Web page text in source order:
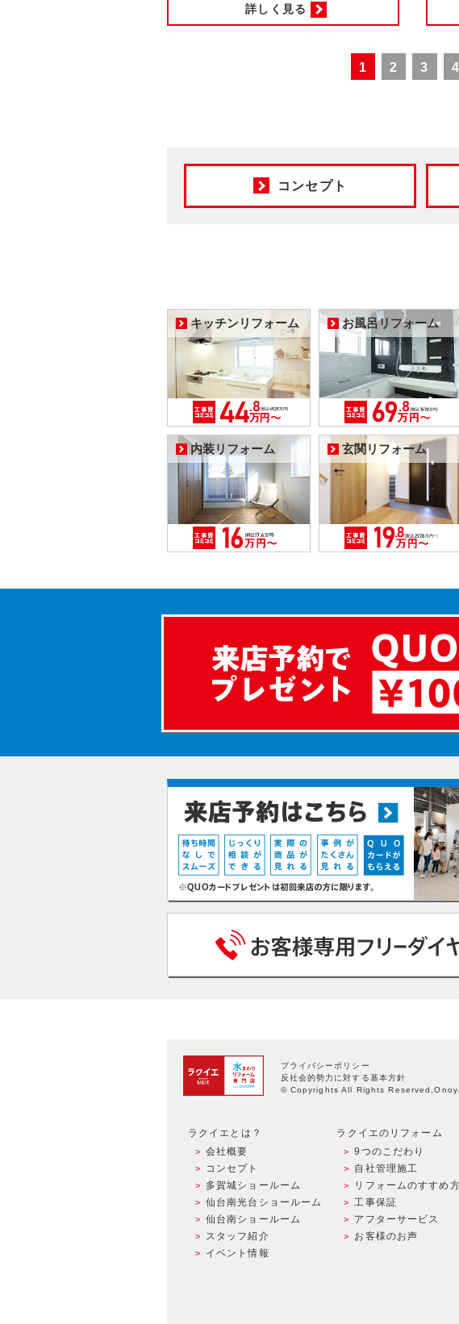
詳しく見る
1 2 3 4
コンセプト
キッチンリフォーム お風呂リフォーム
内装リフォーム 玄関リフォーム
プライバシーポリシー
反社会的勢力に対する基本方針
© Copyrights All Rights
ラクイエとは？
会社概要
コンセプト
多賀城ショールーム
仙台南光台ショールーム
仙台南ショールーム
スタッフ紹介
イベント情報
ラクイエのリフォーム
9つのこだわり
自社管理施工
リフォームのすすめ方
工事保証
アフターサービス
お客様のお声